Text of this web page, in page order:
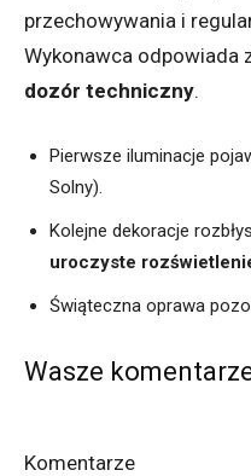
przechowywania i
Wykonawca odpowiada
dozór techniczny.
Pierwsze iluminacje
Solny).
Kolejne dekoracje
uroczyste
Świąteczna oprawa
Wasze
Komentarze